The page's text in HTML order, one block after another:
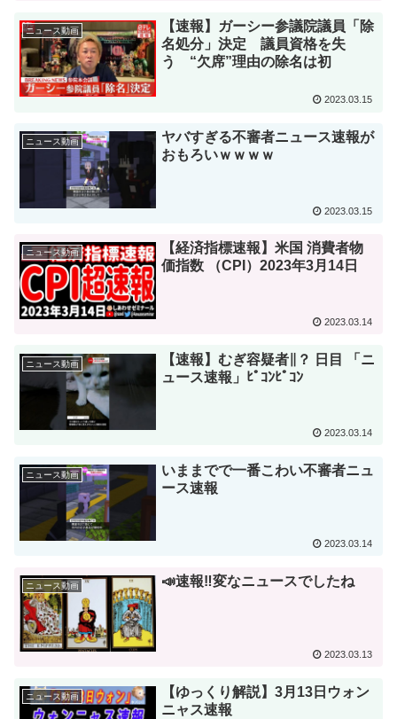
ニュース動画
【速報】ガーシー参議院議員「除
名処分」決定 議員資格を失
う “欠席”理由の除名は初
2023.03.15
ニュース動画
ヤバすぎる不審者ニュース速報が
おもろいｗｗｗｗ
2023.03.15
ニュース動画
【経済指標速報】米国 消費者物
価指数 （CPI）2023年3月14日
2023.03.14
ニュース動画
【速報】むぎ容疑者∥？ 日目 「ニ
ュース速報」ﾋﾟｺﾝﾋﾟｺﾝ
2023.03.14
ニュース動画
いままでで一番こわい不審者ニュ
ース速報
2023.03.14
ニュース動画 📣速報‼️変なニュースでしたね
2023.03.13
ニュース動画
【ゆっくり解説】3月13日ウォン
ニャス速報